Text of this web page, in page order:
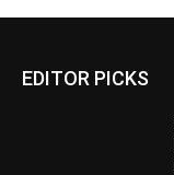
EDITOR PICKS